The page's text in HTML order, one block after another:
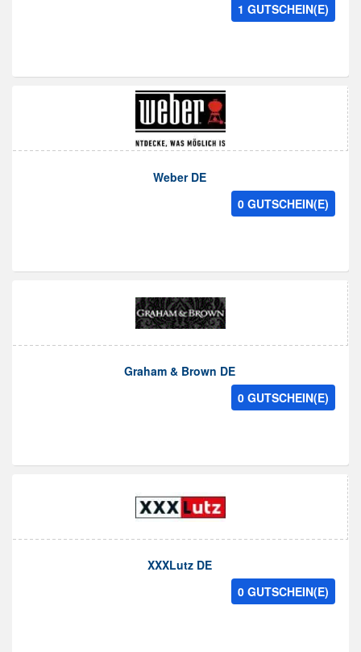
1 GUTSCHEIN(E)
Weber DE
0 GUTSCHEIN(E)
Graham & Brown DE
0 GUTSCHEIN(E)
XXXLutz DE
0 GUTSCHEIN(E)